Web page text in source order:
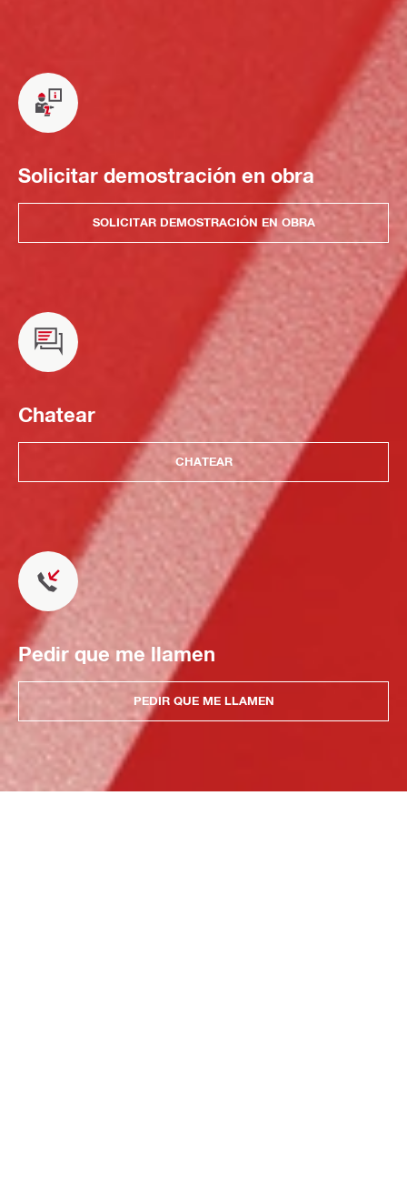
Solicitar demostración en obra
SOLICITAR DEMOSTRACIÓN EN OBRA
Chatear
CHATEAR
Pedir que me llamen
PEDIR QUE ME LLAMEN